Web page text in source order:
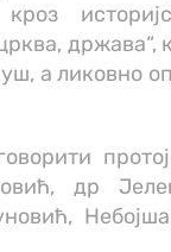
држава“,
а ликовно
др